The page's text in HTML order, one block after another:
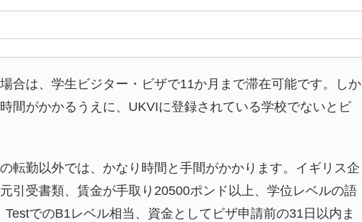
合は、学生ビジター・ビザで11か月まで滞在可能です。しか
間がかかるうえに、UKVIに登録されている学校でないとビ
転勤以外では、かなり時間と手間がかかります。イギリス企
引受書類、賃金が手取り20500ポンド以上、学位レベルの語
でのB1レベル相当、資金としてビザ申請前の31日以内ま